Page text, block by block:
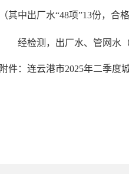
（其中出厂水“48项”13份，合
经检测，出厂水、管网水
附件：连云港市2025年二季度